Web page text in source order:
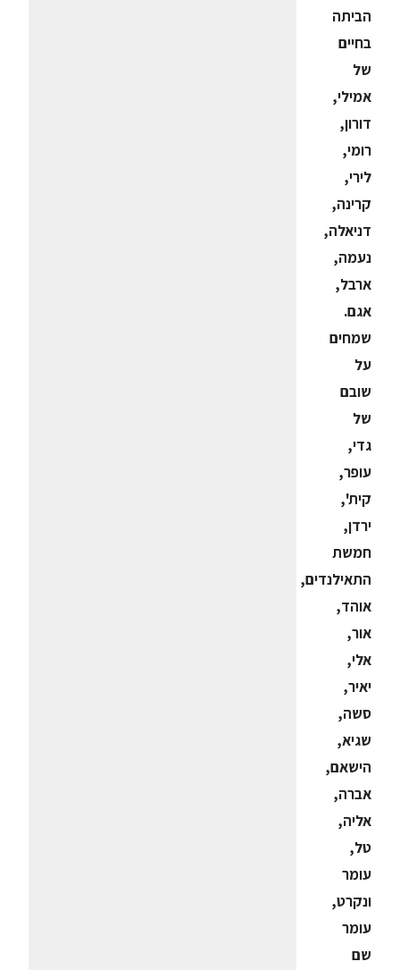
הביתה
בחיים
של
אמילי,
דורון,
רומי,
לירי,
קרינה,
דניאלה,
נעמה,
ארבל,
אגם.
שמחים
על
שובם
של
גדי,
עופר,
קית',
ירדן,
חמשת
התאילנדים,
אוהד,
אור,
אלי,
יאיר,
סשה,
שגיא,
הישאם,
אברה,
אליה,
טל,
עומר
ונקרט,
עומר
שם